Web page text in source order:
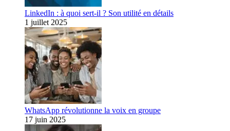
LinkedIn : à quoi sert-il ? Son utilité en détails
1 juillet 2025
WhatsApp révolutionne la voix en groupe
17 juin 2025